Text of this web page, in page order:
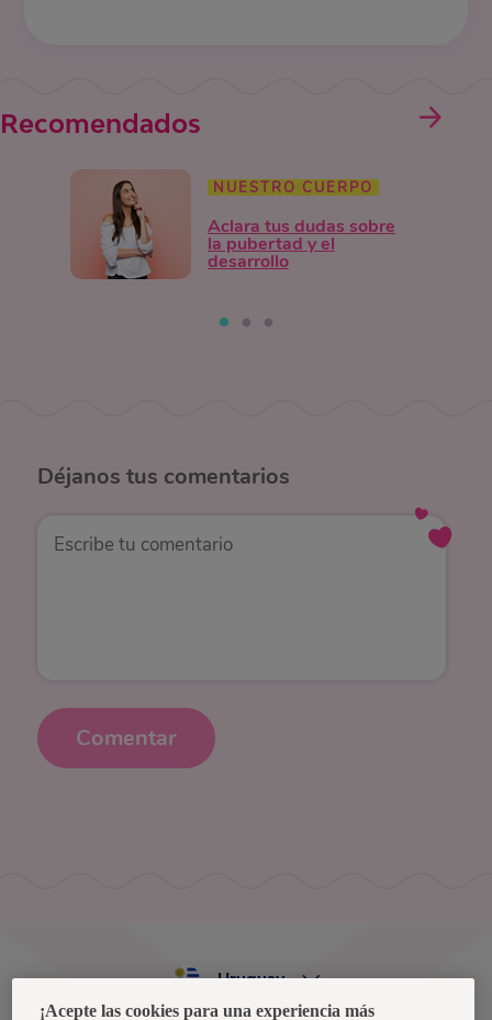
Recomendados
NUESTRO CUERPO
Aclara tus dudas sobre
la pubertad y el
desarrollo
Déjanos tus comentarios
Comentar
Uruguay
¡Acepte las cookies para una experiencia más